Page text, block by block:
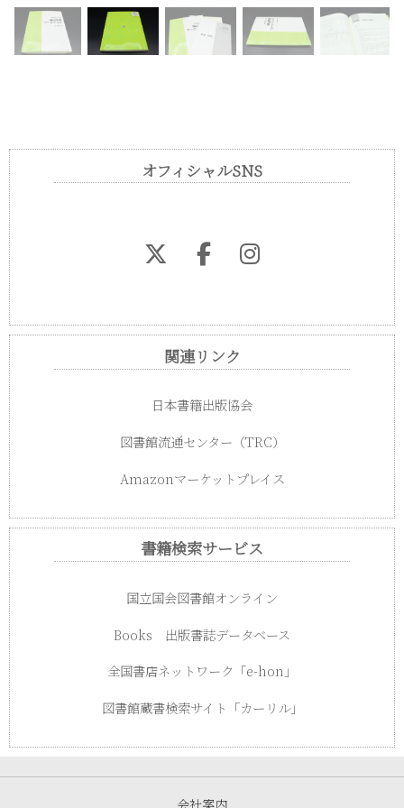
オフィシャルSNS
関連リンク
日本書籍出版協会
図書館流通センター（TRC）
Amazonマーケットプレイス
書籍検索サービス
国立国会図書館オンライン
Books 出版書誌データベース
全国書店ネットワーク「e-hon」
図書館蔵書検索サイト「カーリル」
会社案内